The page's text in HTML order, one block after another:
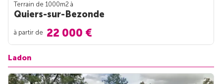
Terrain de 1000m2 à
Quiers-sur-Bezonde
à partir de 22 000 €
Ladon